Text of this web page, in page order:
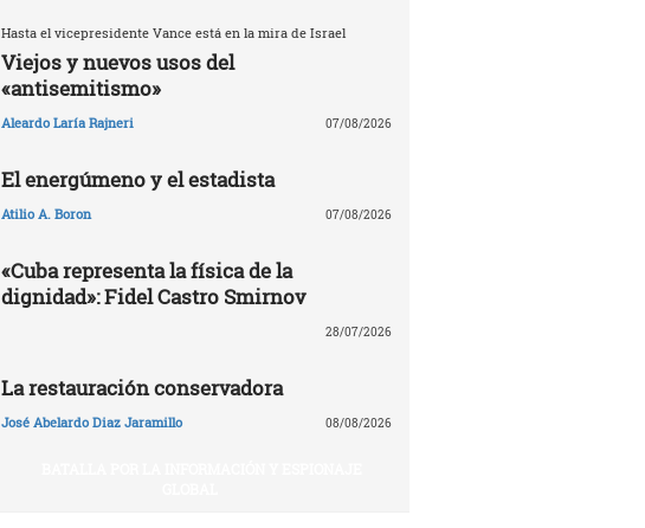
Hasta el vicepresidente Vance está en la mira de Israel
Viejos y nuevos usos del
«antisemitismo»
Aleardo Laría Rajneri 07/08/2026
El energúmeno y el estadista
Atilio A. Boron 07/08/2026
«Cuba representa la física de la
dignidad»: Fidel Castro Smirnov
28/07/2026
La restauración conservadora
José Abelardo Diaz Jaramillo 08/08/2026